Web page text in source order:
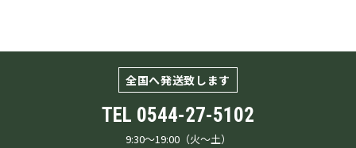
全国へ発送致します
TEL 0544-27-5102
9:30～19:00（火～土）